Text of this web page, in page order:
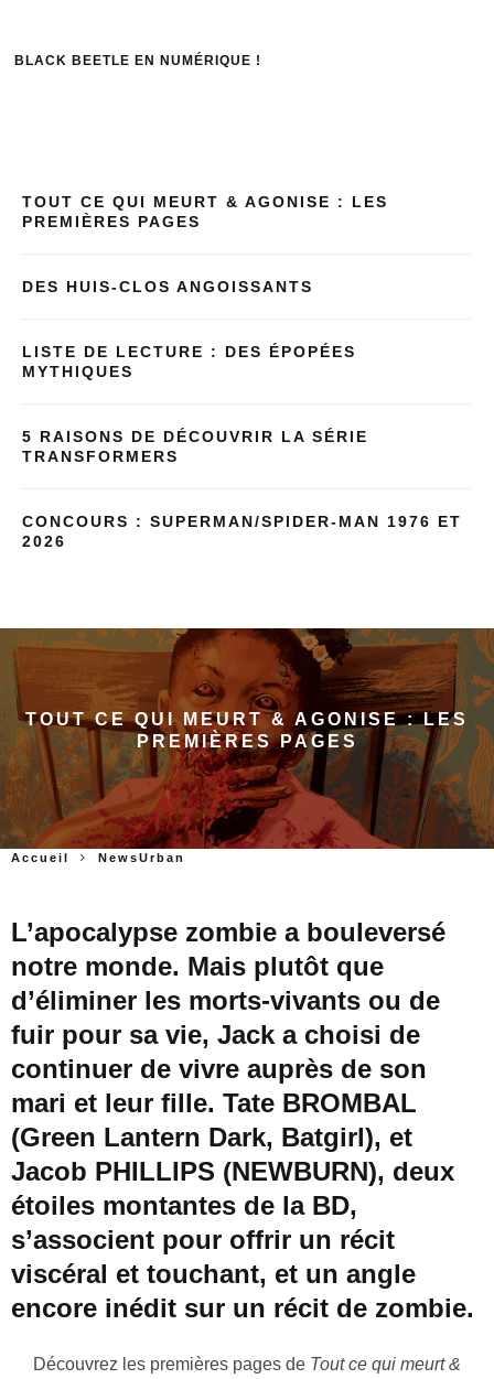
BLACK BEETLE EN NUMÉRIQUE !
TOUT CE QUI MEURT & AGONISE : LES
PREMIÈRES PAGES
DES HUIS-CLOS ANGOISSANTS
LISTE DE LECTURE : DES ÉPOPÉES
MYTHIQUES
5 RAISONS DE DÉCOUVRIR LA SÉRIE
TRANSFORMERS
CONCOURS : SUPERMAN/SPIDER-MAN 1976 ET
2026
TOUT CE QUI MEURT & AGONISE : LES
PREMIÈRES PAGES
Accueil NewsUrban
L’apocalypse zombie a bouleversé
notre monde. Mais plutôt que
d’éliminer les morts-vivants ou de
fuir pour sa vie, Jack a choisi de
continuer de vivre auprès de son
mari et leur fille. Tate BROMBAL
(Green Lantern Dark, Batgirl), et
Jacob PHILLIPS (NEWBURN), deux
étoiles montantes de la BD,
s’associent pour offrir un récit
viscéral et touchant, et un angle
encore inédit sur un récit de zombie.
Découvrez les premières pages de Tout ce qui meurt &